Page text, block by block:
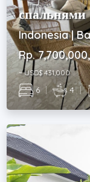
спальнями
Indonesia |
Rp.
~ USD$ 431,000
6 | 4 |